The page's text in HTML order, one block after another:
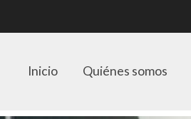
Inicio Quiénes somos